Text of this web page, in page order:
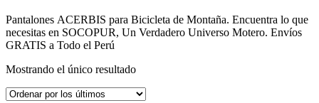
Pantalones ACERBIS para Bicicleta de Montaña. Encuentra lo que
necesitas en SOCOPUR, Un Verdadero Universo Motero. Envíos
GRATIS a Todo el Perú
Mostrando el único resultado